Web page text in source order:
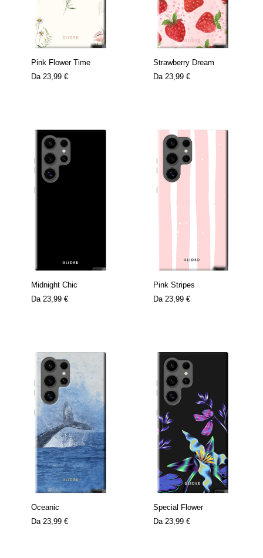
Pink Flower Time
Da 23,99 €
Strawberry Dream
Da 23,99 €
Midnight Chic
Da 23,99 €
Pink Stripes
Da 23,99 €
Oceanic
Da 23,99 €
Special Flower
Da 23,99 €